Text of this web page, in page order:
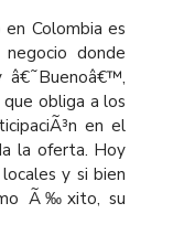
Colombia es
donde
â€˜Buenoâ€™,
obliga a los
en el
la oferta. Hoy
y si bien
Ã‰xito, su